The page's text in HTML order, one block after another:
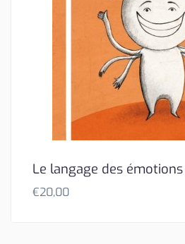
Le langage des émotions
€20,00